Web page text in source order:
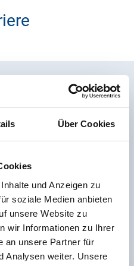
Über Cookies
und Anzeigen zu
soziale Medien anbieten
unsere Website zu
wir Informationen zu Ihrer
an unsere Partner für
Analysen weiter. Unsere
auf Wachstumskurs.
undPraktikantensind
findest du
SWEG
GmbH: